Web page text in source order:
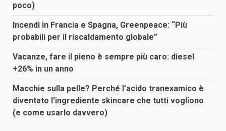
poco)
Incendi in Francia e Spagna, Greenpeace: “Più
probabili per il riscaldamento globale”
Vacanze, fare il pieno è sempre più caro: diesel
+26% in un anno
Macchie sulla pelle? Perché l’acido tranexamico è
diventato l’ingrediente skincare che tutti vogliono
(e come usarlo davvero)